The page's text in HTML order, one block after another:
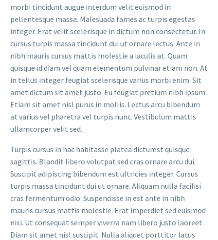
morbi tincidunt augue interdum velit euismod in
pellentesque massa. Malesuada fames ac turpis egestas
integer. Erat velit scelerisque in dictum non consectetur. In
cursus turpis massa tincidunt dui ut ornare lectus. Ante in
nibh mauris cursus mattis molestie a iaculis at. Quam
quisque id diam vel quam elementum pulvinar etiam non. At
in tellus integer feugiat scelerisque varius morbi enim. Sit
amet dictum sit amet justo. Eu feugiat pretium nibh ipsum.
Etiam sit amet nisl purus in mollis. Lectus arcu bibendum
at varius vel pharetra vel turpis nunc. Vestibulum mattis
ullamcorper velit sed.
Turpis cursus in hac habitasse platea dictumst quisque
sagittis. Blandit libero volutpat sed cras ornare arcu dui.
Suscipit adipiscing bibendum est ultricies integer. Cursus
turpis massa tincidunt dui ut ornare. Aliquam nulla facilisi
cras fermentum odio. Suspendisse in est ante in nibh
mauris cursus mattis molestie. Erat imperdiet sed euismod
nisi. Ut consequat semper viverra nam libero justo laoreet.
Diam sit amet nisl suscipit. Nulla aliquet porttitor lacus